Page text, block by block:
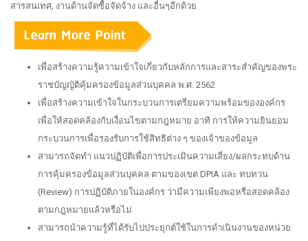
สารสนเทศ, งานด้านจัดซื้อจัดจ้าง และอื่นๆอีกด้วย
เพื่อสร้างความรู้ความเข้าใจเกี่ยวกับหลักการและสาระสำคัญของพระ
ราชบัญญัติคุ้มครองข้อมูลส่วนบุคคล พ.ศ. 2562
เพื่อสร้างความเข้าใจในกระบวนการเตรียมความพร้อมขององค์กร
เพื่อให้สอดคล้องกับเงื่อนไขตามกฎหมาย อาทิ การให้ความยินยอม
กระบวนการเพื่อรองรับการใช้สิทธิต่าง ๆ ของเจ้าของข้อมูล
สามารถจัดทำ แนวปฏิบัติเพื่อการประเมินความเสี่ยง/ผลกระทบด้าน
การคุ้มครองข้อมูลส่วนบุคคล ตามของเขต DPIA และ ทบทวน
(Review) การปฏิบัติภายในองค์กร ว่ามีความเพียงพอหรือสอดคล้อง
ตามกฎหมายแล้วหรือไม่
สามารถนำความรู้ที่ได้รับไปประยุกต์ใช้ในการดำเนินงานของหน่วย